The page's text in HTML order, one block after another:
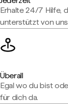
Erhalte 24/7 Hilfe,
unterstützt von
Überall
Egal wo du bist
für dich da.